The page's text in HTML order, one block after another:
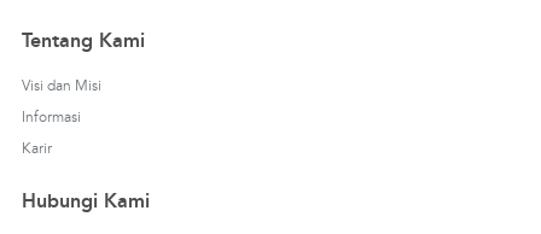
Tentang Kami
Visi dan Misi
Informasi
Karir
Hubungi Kami